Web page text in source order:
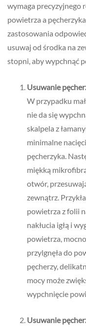
wymaga precyzyjnego
powietrza a
zastosowania
usuwaj od środka na
stopni, aby wypchnąć
Usuwanie
W przypadku
nie da się
skalpela z
minimalne
pęcherzyka.
miękką
otwór,
zewnątrz.
powietrza z folii
nakłucia igłą i
powietrza,
przylgnęła do
pęcherzy,
mocy może
wypchnięcie
Usuwanie